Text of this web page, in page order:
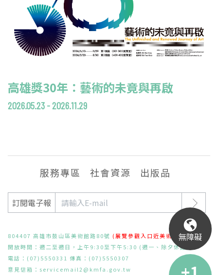
高雄獎30年：藝術的未竟與再啟
2026.05.23 - 2026.11.29
服務專區 社會資源 出版品
訂閱電子報
804407 高雄市鼓山區美術館路80號 (展覽參觀入口近美術東二路)
開放時間：週二至週日，上午9:30至下午5:30 (週一、除夕休館)
電話：(07)5550331 傳真：(07)5550307
意見信箱： servicemail2@kmfa.gov.tw
無障礙